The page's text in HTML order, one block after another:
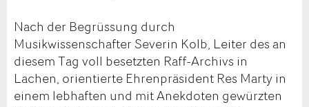
Nach der Begrüssung durch
Musikwissenschafter Severin Kolb, Leiter des an
diesem Tag voll besetzten Raff-Archivs in
Lachen, orientierte Ehrenpräsident Res Marty in
einem lebhaften und mit Anekdoten gewürzten